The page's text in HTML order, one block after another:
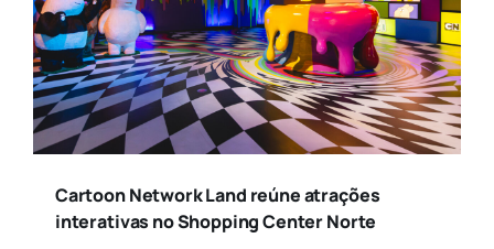
Cartoon Network Land reúne atrações
interativas no Shopping Center Norte